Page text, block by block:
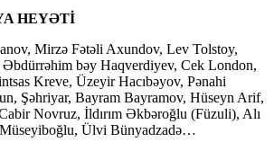
HEYƏTİ
Mirzə Fətəli Axundov, Lev Tolstoy,
bəy Haqverdiyev, Cek London,
Kreve, Üzeyir Hacıbəyov, Pənahi
Şəhriyar, Bayram Bayramov, Hüseyn Arif,
Novruz, İldırım Əkbəroğlu (Füzuli), Alı
Ülvi Bünyadzadə…